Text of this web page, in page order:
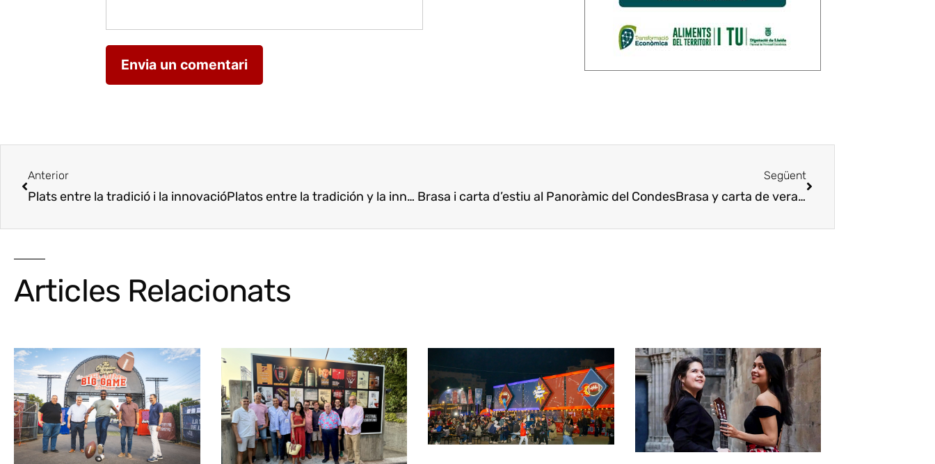
Anterior
Plats entre la tradició i la innovacióPlatos entre la tradición y la innovación
Següent
Brasa i carta d’estiu al Panoràmic del CondesBrasa y carta de verano en el Panorámico del Condes
Articles Relacionats